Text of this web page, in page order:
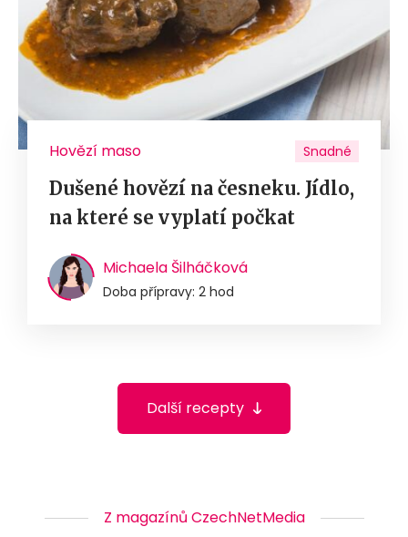
Hovězí maso Snadné
Dušené hovězí na česneku. Jídlo,
na které se vyplatí počkat
Michaela Šilháčková
Doba přípravy: 2 hod
Další recepty
Z magazínů CzechNetMedia